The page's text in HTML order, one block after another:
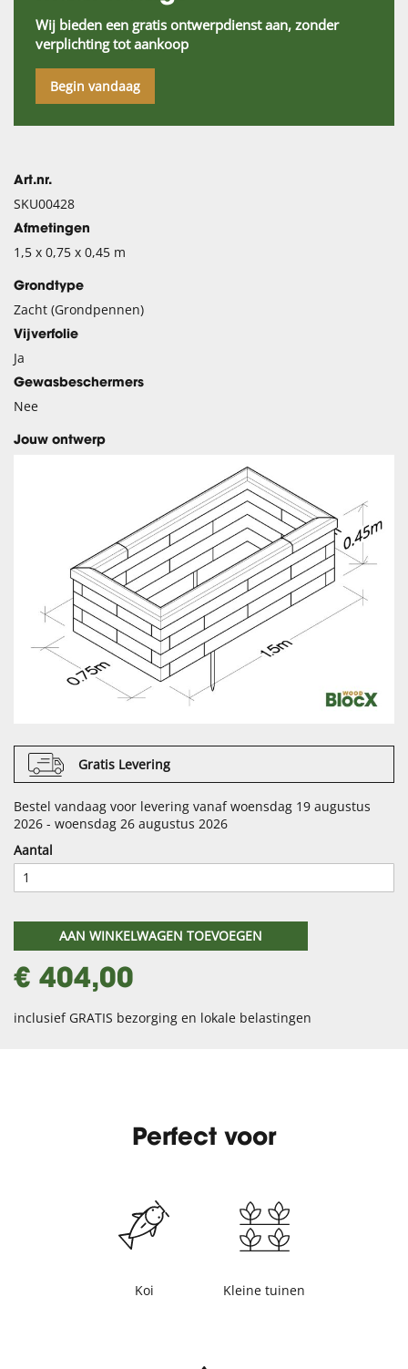
Wij bieden een gratis ontwerpdienst aan, zonder
verplichting tot aankoop
Begin vandaag
Art.nr.
SKU00428
Afmetingen
1,5 x 0,75 x 0,45 m
Grondtype
Zacht (Grondpennen)
Vijverfolie
Ja
Gewasbeschermers
Nee
Jouw ontwerp
Gratis Levering
Bestel vandaag voor levering vanaf woensdag 19 augustus
2026 - woensdag 26 augustus 2026
Aantal
AAN WINKELWAGEN TOEVOEGEN
€ 404,00
inclusief GRATIS bezorging en lokale belastingen
Perfect voor
Koi Kleine tuinen